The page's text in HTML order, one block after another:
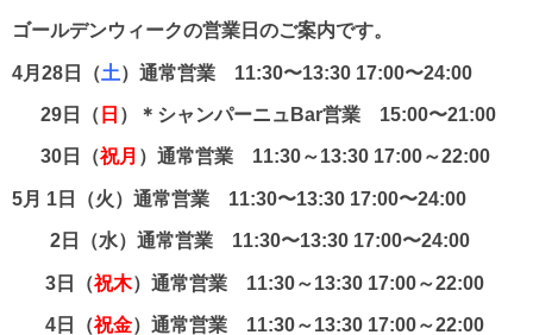
ゴールデンウィークの営業日のご案内です。
4月28日（土）通常営業 11:30〜13:30 17:00〜24:00
29日（ 日 ）＊シャンパーニュBar営業 15:00〜21:00
30日（祝月 ）通常営業 11:30～13:30 17:00～22:00
5月 1日（火）通常営業 11:30〜13:30 17:00〜24:00
2日（水）通常営業 11:30〜13:30 17:00〜24:00
3日（祝木）通常営業 11:30～13:30 17:00～22:00
4日（祝金）通常営業 11:30～13:30 17:00～22:00